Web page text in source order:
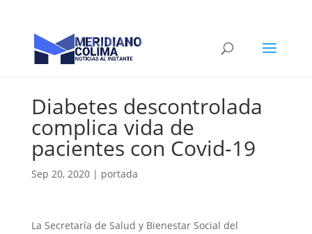
Diabetes descontrolada
complica vida de
pacientes con Covid-19
Sep 20, 2020| portada
La Secretaría de Salud y Bienestar Social del